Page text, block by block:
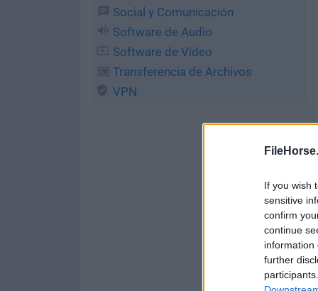
If you wish
sensitive
confirm
continue
information
further
Social y Comunicación
Software de Audio
Software de Vídeo
Transferencia de Archivos
VPN